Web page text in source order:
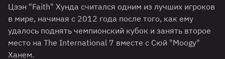
Цзэн "Faith" Хунда считался одним из лучших игроков
в мире, начиная с 2012 года после того, как ему
удалось поднять чемпионский кубок и занять второе
место на The International 7 вместе с Сюй "Moogy"
Ханем.